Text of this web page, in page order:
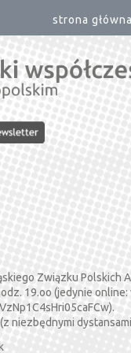
strona główna
Związku Polskich
19.oo (jedynie
niezbędnymi